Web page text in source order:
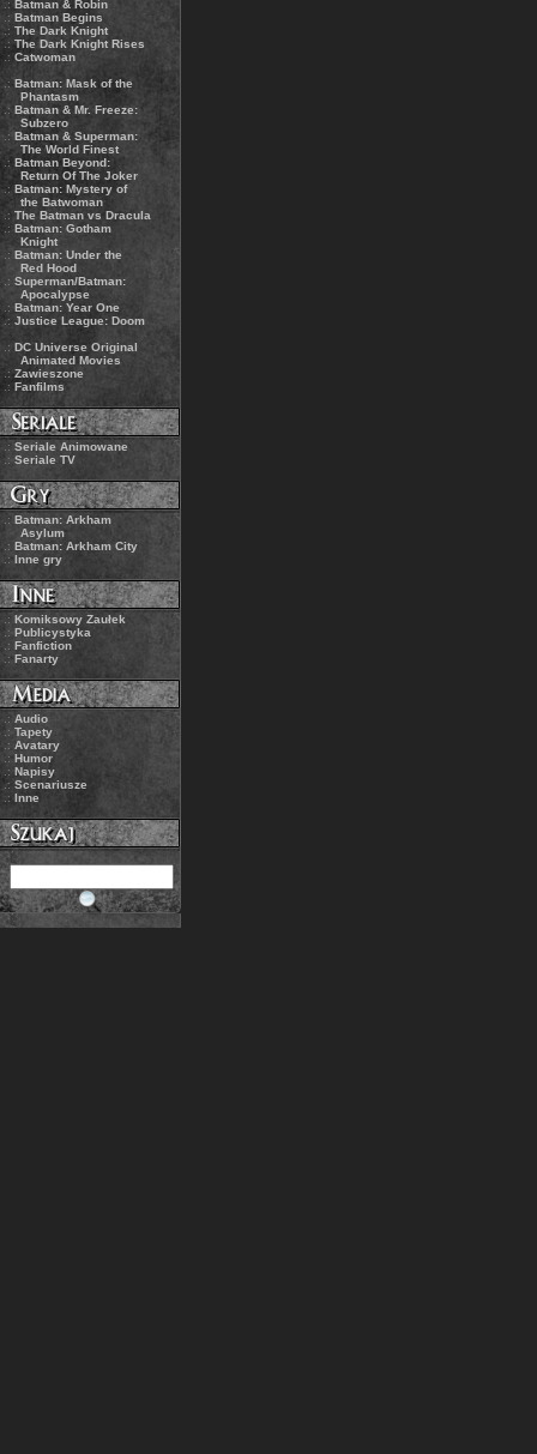
.: Batman & Robin
.: Batman Begins
.: The Dark Knight
.: The Dark Knight Rises
.: Catwoman
.:Batman: Mask of the
Phantasm
.: Batman & Mr. Freeze:
Subzero
.: Batman & Superman:
The World Finest
.: Batman Beyond:
Return Of The Joker
.: Batman: Mystery of
the Batwoman
.: The Batman vs Dracula
.: Batman: Gotham
Knight
.: Batman: Under the
Red Hood
.: Superman/Batman:
Apocalypse
.: Batman: Year One
.: Justice League: Doom
.: DC Universe Original
Animated Movies
.: Zawieszone
.: Fanfilms
.: Seriale Animowane
.: Seriale TV
.: Batman: Arkham
Asylum
.: Batman: Arkham City
.:Inne gry
.: Komiksowy Zaułek
.: Publicystyka
.: Fanfiction
.:Fanarty
.: Audio
.: Tapety
.: Avatary
.:Humor
.: Napisy
.: Scenariusze
.: Inne